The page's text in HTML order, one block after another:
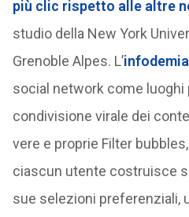
più clic rispetto alle altre
studio della New York
Grenoble Alpes. L’infodemia
social network come luoghi
condivisione virale dei
vere e proprie Filter
ciascun utente costruisce
sue selezioni preferenziali,